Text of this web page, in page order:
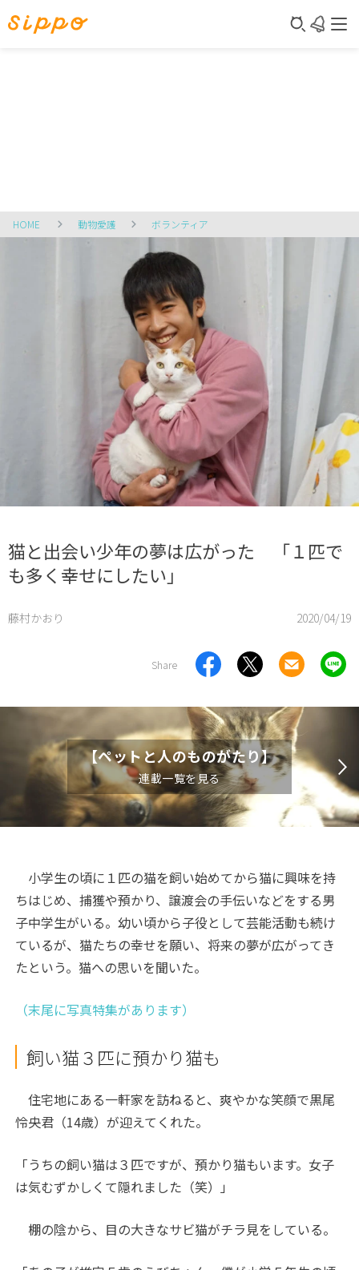
HOME 動物愛護 ボランティア
猫と出会い少年の夢は広がった 「１匹で
も多く幸せにしたい」
藤村かおり 2020/04/19
Share
【ペットと人のものがたり】
連載一覧を見る
小学生の頃に１匹の猫を飼い始めてから猫に興味を持
ちはじめ、捕獲や預かり、譲渡会の手伝いなどをする男
子中学生がいる。幼い頃から子役として芸能活動も続け
ているが、猫たちの幸せを願い、将来の夢が広がってき
たという。猫への思いを聞いた。
（末尾に写真特集があります）
飼い猫３匹に預かり猫も
住宅地にある一軒家を訪ねると、爽やかな笑顔で黒尾
怜央君（14歳）が迎えてくれた。
「うちの飼い猫は３匹ですが、預かり猫もいます。女子
は気むずかしくて隠れました（笑）」
棚の陰から、目の大きなサビ猫がチラ見をしている。